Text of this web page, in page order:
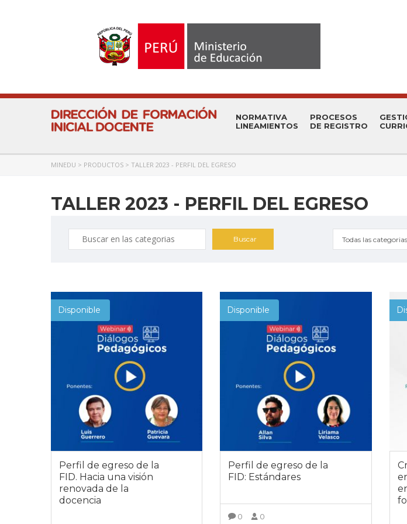
NORMATIVA
LINEAMIENTOS
PROCESOS
DE REGISTRO
MINEDU > PRODUCTOS > TALLER 2023 - PERFIL DEL EGRESO
TALLER 2023 - PERFIL DEL EGRESO
Busqueda
por:
Todas las categorias
Disponible
Perfil de egreso de la
FID. Hacia una visión
renovada de la
docencia
Disponible
Perfil de egreso de la
FID: Estándares
0 0